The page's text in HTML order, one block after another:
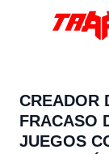
CREADOR
FRACASO
JUEGOS